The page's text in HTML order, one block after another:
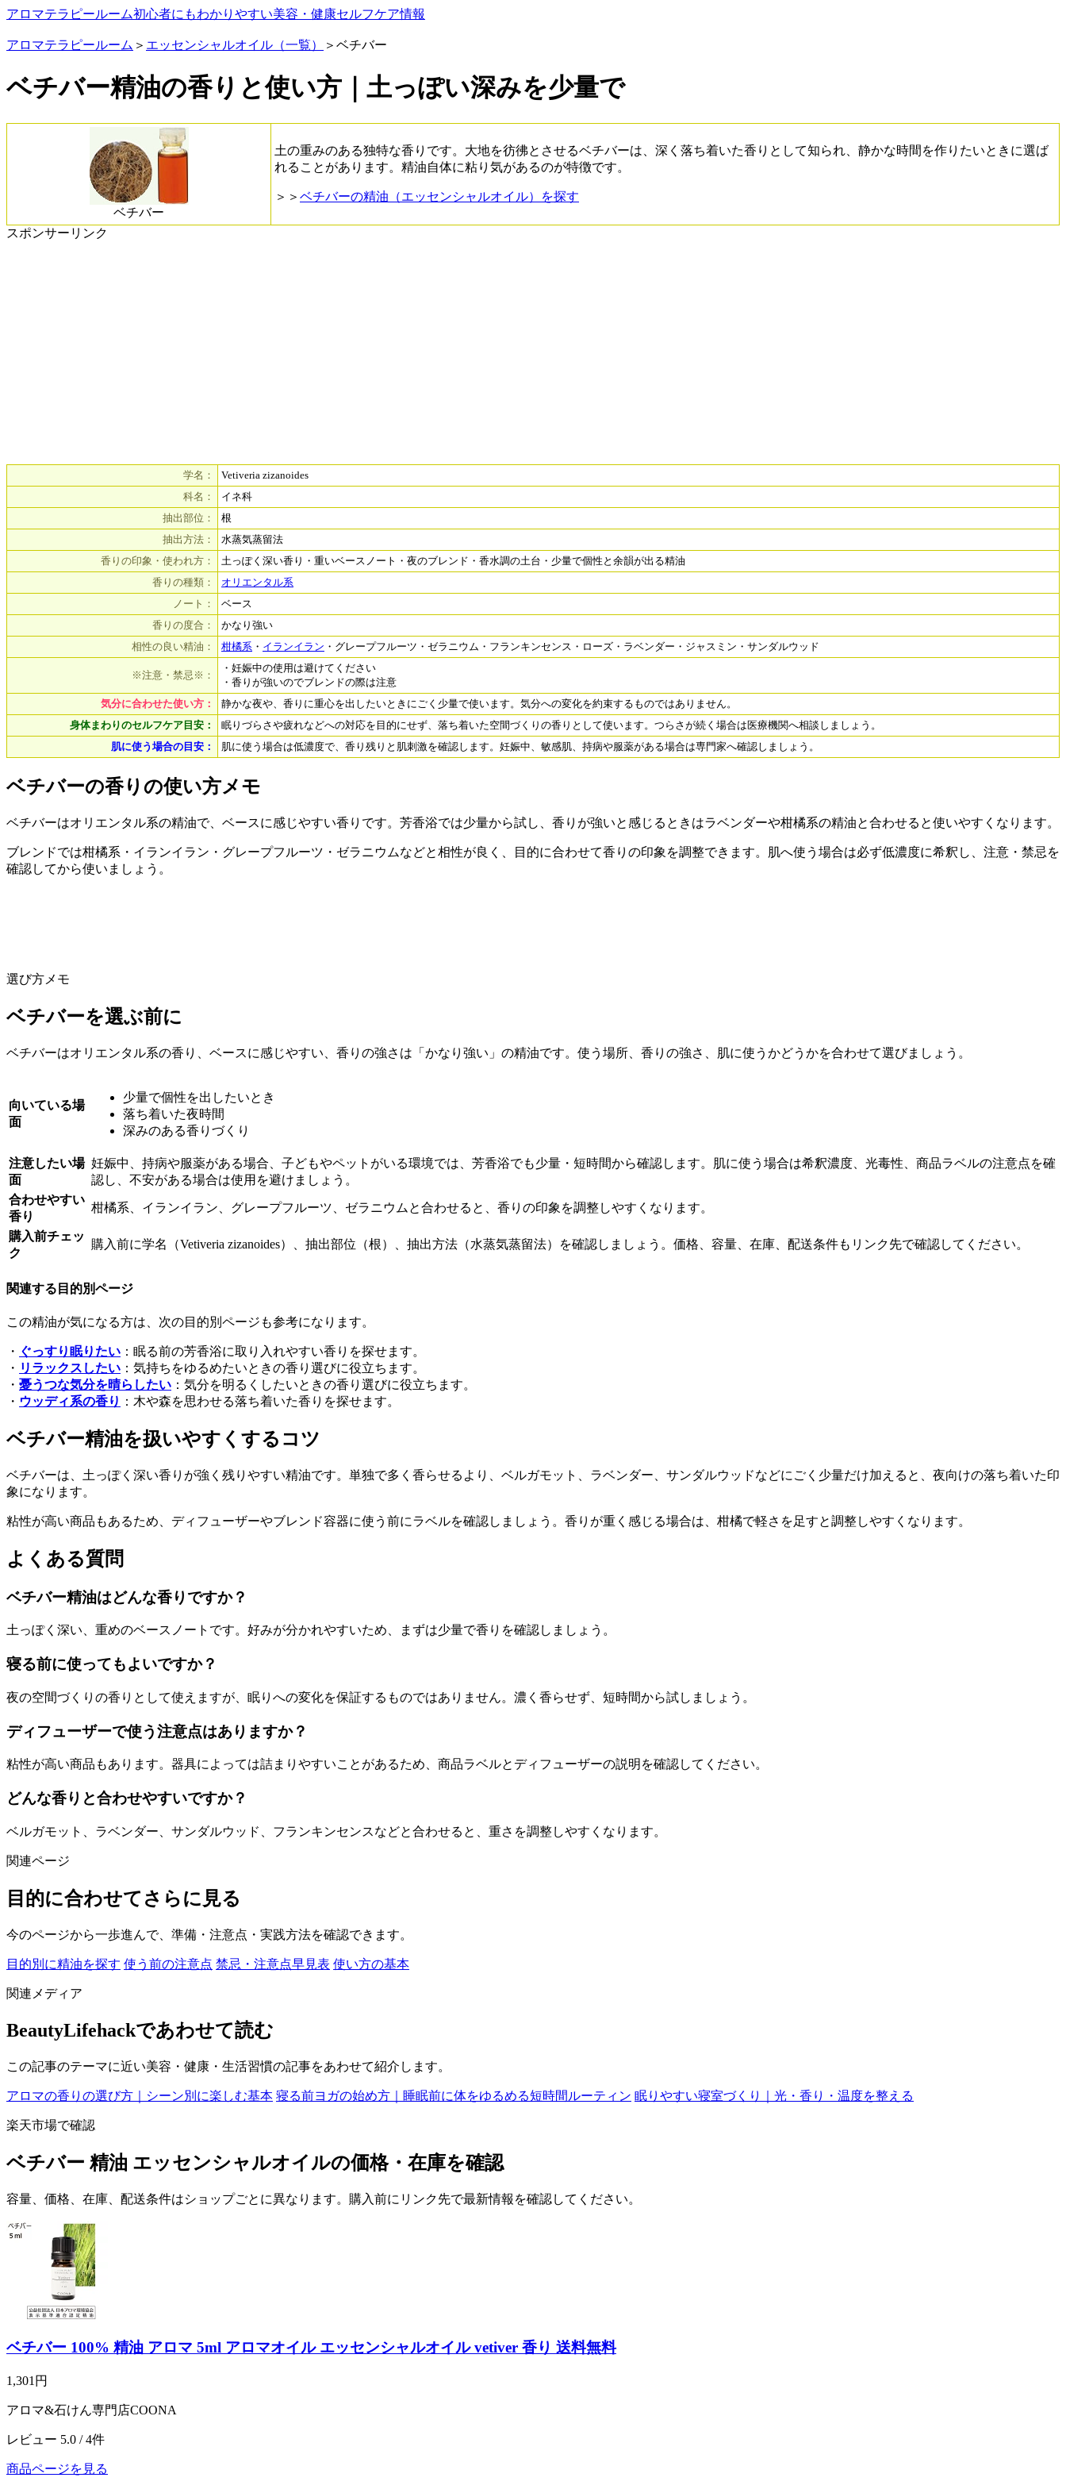
アロマテラピールーム初心者にもわかりやすい美容・健康セルフケア情報
アロマテラピールーム ＞ エッセンシャルオイル（一覧） ＞ベチバー
ベチバー精油の香りと使い方｜土っぽい深みを少量で
ベチバー
土の重みのある独特な香りです。大地を彷彿とさせるベチバーは、深く落ち着いた香りとして知られ、静かな時間を作りたいときに選ば
れることがあります。精油自体に粘り気があるのが特徴です。
＞＞ ベチバーの精油（エッセンシャルオイル）を探す
スポンサーリンク
学名：
Vetiveria zizanoides
科名：
イネ科
抽出部位：
根
抽出方法：
水蒸気蒸留法
香りの印象・使われ方：
土っぽく深い香り・重いベースノート・夜のブレンド・香水調の土台・少量で個性と余韻が出る精油
香りの種類：
オリエンタル系
ノート：
ベース
香りの度合：
かなり強い
相性の良い精油：
柑橘系 ・ イランイラン ・グレープフルーツ・ゼラニウム・フランキンセンス・ローズ・ラベンダー・ジャスミン・サンダルウッド
※注意・禁忌※：
・妊娠中の使用は避けてください
・香りが強いのでブレンドの際は注意
気分に合わせた使い方：
静かな夜や、香りに重心を出したいときにごく少量で使います。気分への変化を約束するものではありません。
身体まわりのセルフケア目安：
眠りづらさや疲れなどへの対応を目的にせず、落ち着いた空間づくりの香りとして使います。つらさが続く場合は医療機関へ相談しましょう。
肌に使う場合の目安：
肌に使う場合は低濃度で、香り残りと肌刺激を確認します。妊娠中、敏感肌、持病や服薬がある場合は専門家へ確認しましょう。
ベチバーの香りの使い方メモ
ベチバーはオリエンタル系の精油で、ベースに感じやすい香りです。芳香浴では少量から試し、香りが強いと感じるときはラベンダーや柑橘系の精油と合わせると使いやすくなります。
ブレンドでは柑橘系・イランイラン・グレープフルーツ・ゼラニウムなどと相性が良く、目的に合わせて香りの印象を調整できます。肌へ使う場合は必ず低濃度に希釈し、注意・禁忌を
確認してから使いましょう。
選び方メモ
ベチバーを選ぶ前に
ベチバーはオリエンタル系の香り、ベースに感じやすい、香りの強さは「かなり強い」の精油です。使う場所、香りの強さ、肌に使うかどうかを合わせて選びましょう。
向いている場
面
少量で個性を出したいとき
落ち着いた夜時間
深みのある香りづくり
注意したい場
面
妊娠中、持病や服薬がある場合、子どもやペットがいる環境では、芳香浴でも少量・短時間から確認します。肌に使う場合は希釈濃度、光毒性、商品ラベルの注意点を確
認し、不安がある場合は使用を避けましょう。
合わせやすい
香り
柑橘系、イランイラン、グレープフルーツ、ゼラニウムと合わせると、香りの印象を調整しやすくなります。
購入前チェッ
ク
購入前に学名（Vetiveria zizanoides）、抽出部位（根）、抽出方法（水蒸気蒸留法）を確認しましょう。価格、容量、在庫、配送条件もリンク先で確認してください。
関連する目的別ページ
この精油が気になる方は、次の目的別ページも参考になります。
・ ぐっすり眠りたい ：眠る前の芳香浴に取り入れやすい香りを探せます。
・ リラックスしたい ：気持ちをゆるめたいときの香り選びに役立ちます。
・ 憂うつな気分を晴らしたい ：気分を明るくしたいときの香り選びに役立ちます。
・ ウッディ系の香り ：木や森を思わせる落ち着いた香りを探せます。
ベチバー精油を扱いやすくするコツ
ベチバーは、土っぽく深い香りが強く残りやすい精油です。単独で多く香らせるより、ベルガモット、ラベンダー、サンダルウッドなどにごく少量だけ加えると、夜向けの落ち着いた印
象になります。
粘性が高い商品もあるため、ディフューザーやブレンド容器に使う前にラベルを確認しましょう。香りが重く感じる場合は、柑橘で軽さを足すと調整しやすくなります。
よくある質問
ベチバー精油はどんな香りですか？
土っぽく深い、重めのベースノートです。好みが分かれやすいため、まずは少量で香りを確認しましょう。
寝る前に使ってもよいですか？
夜の空間づくりの香りとして使えますが、眠りへの変化を保証するものではありません。濃く香らせず、短時間から試しましょう。
ディフューザーで使う注意点はありますか？
粘性が高い商品もあります。器具によっては詰まりやすいことがあるため、商品ラベルとディフューザーの説明を確認してください。
どんな香りと合わせやすいですか？
ベルガモット、ラベンダー、サンダルウッド、フランキンセンスなどと合わせると、重さを調整しやすくなります。
関連ページ
目的に合わせてさらに見る
今のページから一歩進んで、準備・注意点・実践方法を確認できます。
目的別に精油を探す 使う前の注意点 禁忌・注意点早見表 使い方の基本
関連メディア
BeautyLifehackであわせて読む
この記事のテーマに近い美容・健康・生活習慣の記事をあわせて紹介します。
アロマの香りの選び方｜シーン別に楽しむ基本 寝る前ヨガの始め方｜睡眠前に体をゆるめる短時間ルーティン 眠りやすい寝室づくり｜光・香り・温度を整える
楽天市場で確認
ベチバー 精油 エッセンシャルオイルの価格・在庫を確認
容量、価格、在庫、配送条件はショップごとに異なります。購入前にリンク先で最新情報を確認してください。
ベチバー 100% 精油 アロマ 5ml アロマオイル エッセンシャルオイル vetiver 香り 送料無料
1,301円
アロマ&石けん専門店COONA
レビュー 5.0 / 4件
商品ページを見る